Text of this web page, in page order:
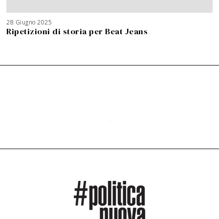
28 Giugno 2025
Ripetizioni di storia per Beat Jeans